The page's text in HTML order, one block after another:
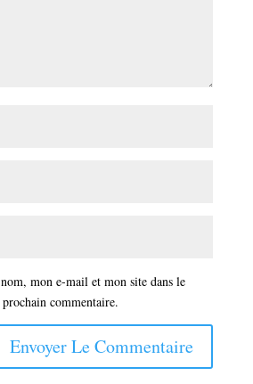
mon e-mail et mon site dans le
commentaire.